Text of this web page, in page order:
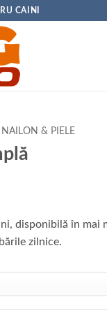
CAINI
NAILON & PIELE
lei
lei
disponibilă în mai
zilnice.